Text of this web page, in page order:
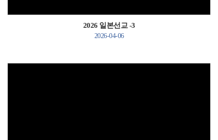
2026 일본선교 -3
2026-04-06